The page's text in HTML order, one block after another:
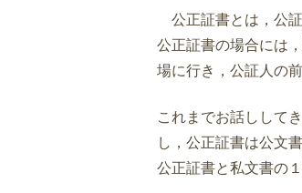
公正証書とは，公証
公正証書の場合には
場に行き，公証人の
これまでお話しして
し，公正証書は公文
公正証書と私文書の